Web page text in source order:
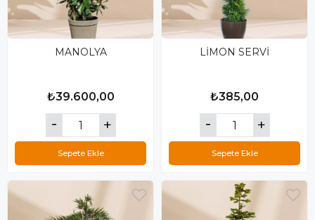
MANOLYA
₺39.600,00
Sepete Ekle
LİMON SERVİ
₺385,00
Sepete Ekle